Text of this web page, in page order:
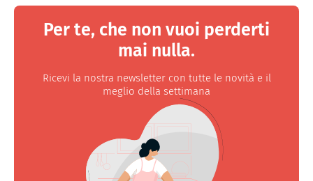
Per te, che non vuoi perderti
mai nulla.
Ricevi la nostra newsletter con tutte le novità e il
meglio della settimana